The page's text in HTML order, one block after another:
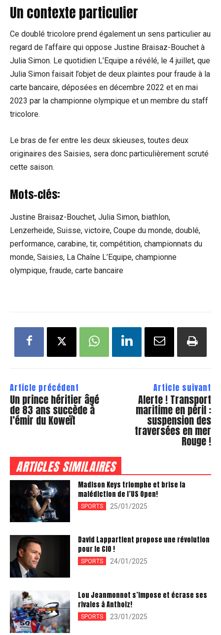
Un contexte particulier
Ce doublé tricolore prend également un sens particulier au
regard de l’affaire qui oppose Justine Braisaz-Bouchet à
Julia Simon. Le quotidien L’Equipe a révélé, le 4 juillet, que
Julia Simon faisait l’objet de deux plaintes pour fraude à la
carte bancaire, déposées en décembre 2022 et en mai
2023 par la championne olympique et un membre du staff
tricolore.
Le bras de fer entre les deux skieuses, toutes deux
originaires des Saisies, sera donc particulièrement scruté
cette saison.
Mots-clés:
Justine Braisaz-Bouchet, Julia Simon, biathlon,
Lenzerheide, Suisse, victoire, Coupe du monde, doublé,
performance, carabine, tir, compétition, championnats du
monde, Saisies, La Chaîne L’Equipe, championne
olympique, fraude, carte bancaire
Article précédent
Un prince héritier âgé
de 83 ans succède à
l’émir du Koweït
Article suivant
Alerte ! Transport
maritime en péril :
suspension des
traversées en mer
Rouge !
ARTICLES SIMILAIRES
Madison Keys triomphe et brise la
malédiction de l’US Open!
SPORTS 25/01/2025
David Lappartient propose une révolution
pour le CIO !
SPORTS 24/01/2025
Lou Jeanmonnot s’impose et écrase ses
rivales à Antholz!
SPORTS 23/01/2025